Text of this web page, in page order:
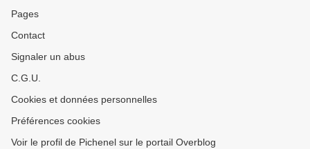
Pages
Contact
Signaler un abus
C.G.U.
Cookies et données personnelles
Préférences cookies
Voir le profil de Pichenel sur le portail Overblog